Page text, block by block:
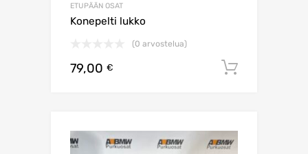
ETUPÄÄN OSAT
Konepelti lukko
(0 arvostelua)
79,00 €